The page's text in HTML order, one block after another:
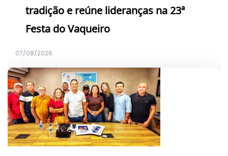
tradição e reúne lideranças na 23ª
Festa do Vaqueiro
07/08/2026